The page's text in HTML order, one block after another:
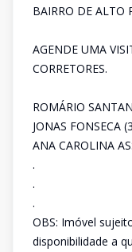
BAIRRO DE ALTO
AGENDE UMA
CORRETORES.
ROMÁRIO
JONAS FONSECA
ANA CAROLINA
.
.
.
OBS: Imóvel
disponibilidade a